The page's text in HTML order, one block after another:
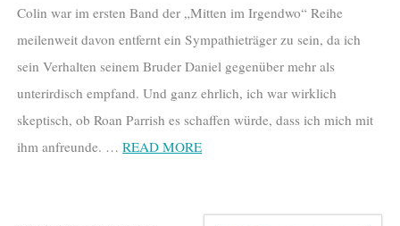
Colin war im ersten Band der „Mitten im Irgendwo“ Reihe
meilenweit davon entfernt ein Sympathieträger zu sein, da ich
sein Verhalten seinem Bruder Daniel gegenüber mehr als
unterirdisch empfand. Und ganz ehrlich, ich war wirklich
skeptisch, ob Roan Parrish es schaffen würde, dass ich mich mit
ihm anfreunde. …READ MORE